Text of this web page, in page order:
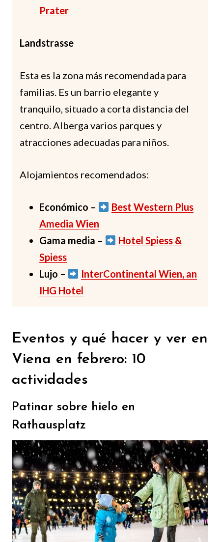
Prater
Landstrasse
Esta es la zona más recomendada para
familias. Es un barrio elegante y
tranquilo, situado a corta distancia del
centro. Alberga varios parques y
atracciones adecuadas para niños.
Alojamientos recomendados:
Económico –
Best Western Plus
Amedia Wien
Gama media –
Hotel Spiess &
Spiess
Lujo –
InterContinental Wien, an
IHG Hotel
Eventos y qué hacer y ver en
Viena en febrero: 10
actividades
Patinar sobre hielo en
Rathausplatz